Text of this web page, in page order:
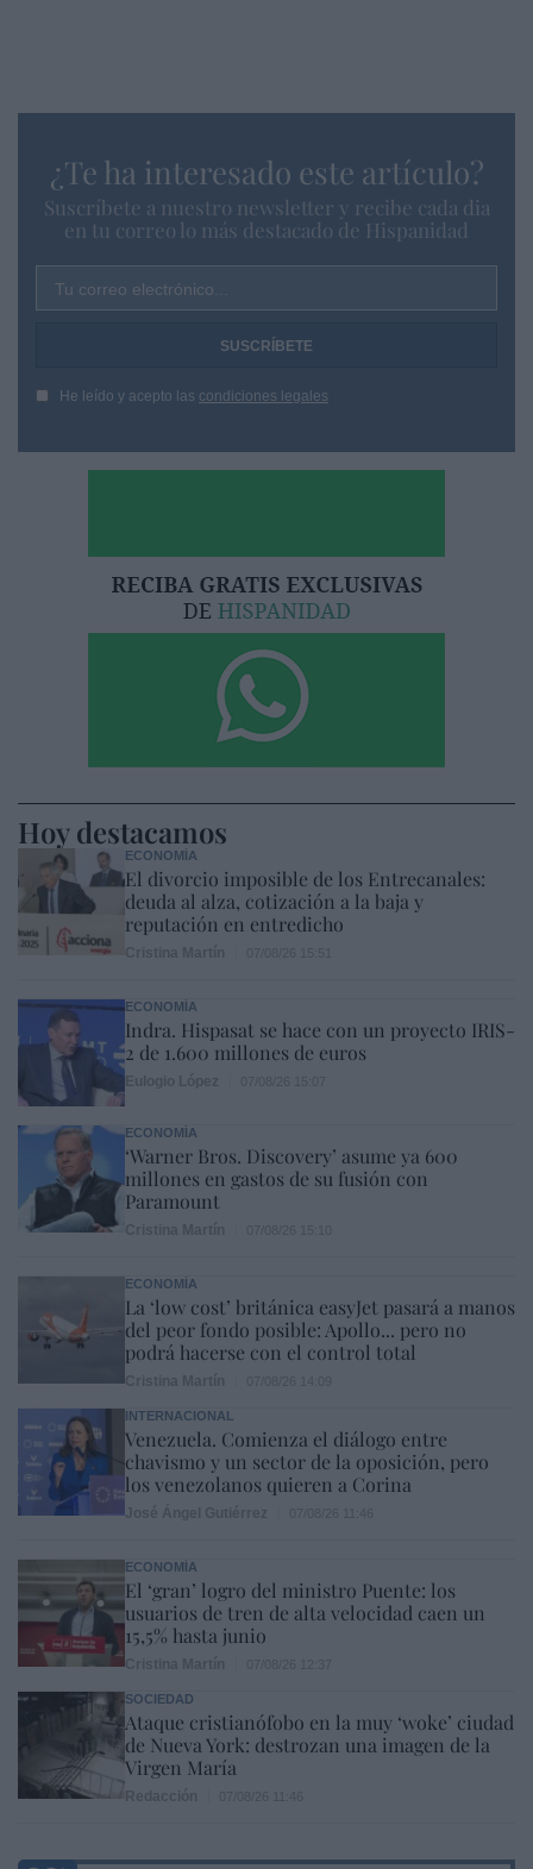
¿Te ha interesado este artículo?
Suscríbete a nuestro newsletter y recibe cada dia
en tu correo lo más destacado de Hispanidad
Tu correo electrónico...
He leído y acepto las condiciones legales
Hoy destacamos
ECONOMÍA
El divorcio imposible de los Entrecanales:
deuda al alza, cotización a la baja y
reputación en entredicho
ECONOMÍA
Indra. Hispasat se hace con un proyecto IRIS-
2 de 1.600 millones de euros
ECONOMÍA
‘Warner Bros. Discovery’ asume ya 600
millones en gastos de su fusión con
Paramount
ECONOMÍA
La ‘low cost’ británica easyJet pasará a manos
del peor fondo posible: Apollo... pero no
podrá hacerse con el control total
INTERNACIONAL
Venezuela. Comienza el diálogo entre
chavismo y un sector de la oposición, pero
los venezolanos quieren a Corina
ECONOMÍA
El ‘gran’ logro del ministro Puente: los
usuarios de tren de alta velocidad caen un
15,5% hasta junio
SOCIEDAD
Ataque cristianófobo en la muy ‘woke’ ciudad
de Nueva York: destrozan una imagen de la
Virgen María